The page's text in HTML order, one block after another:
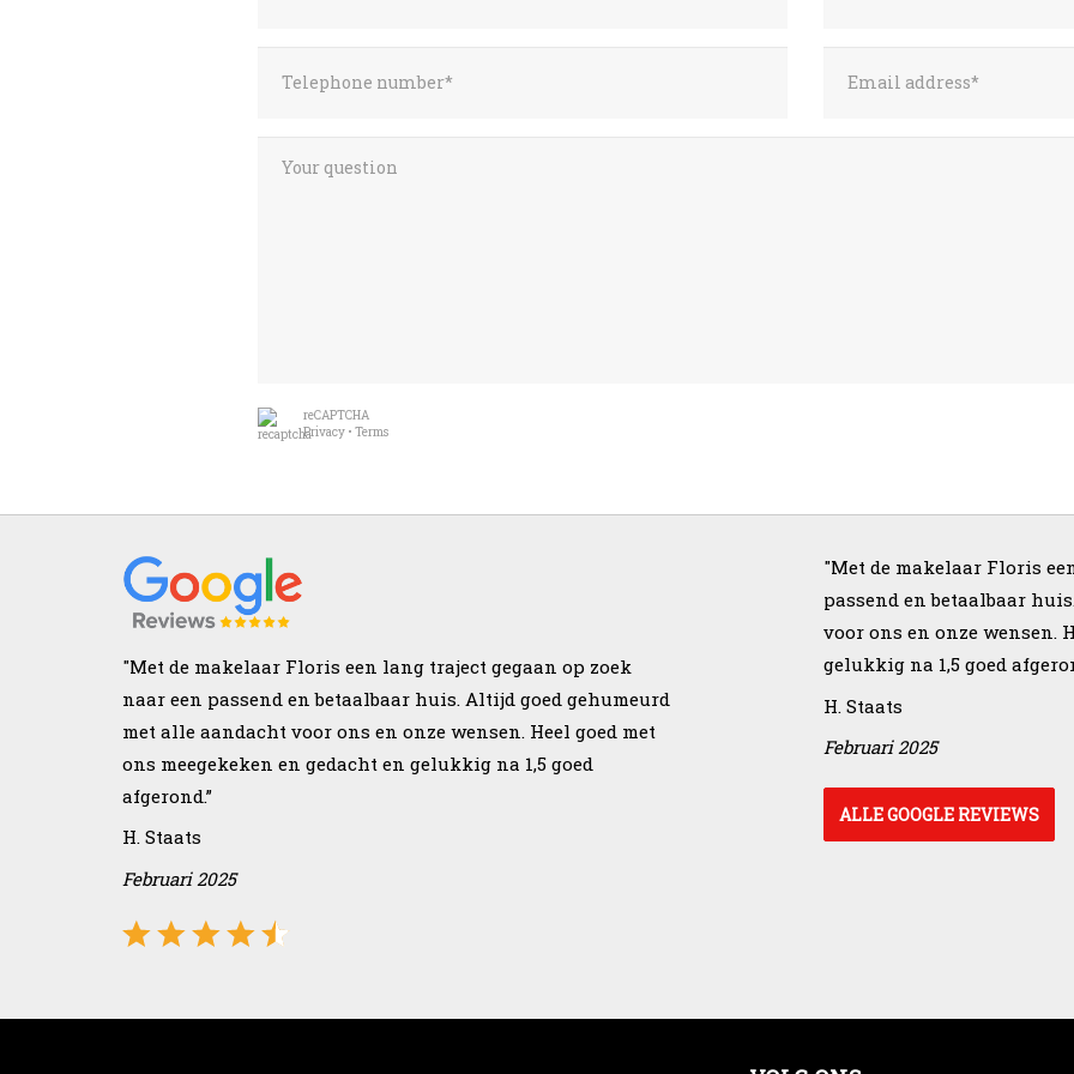
reCAPTCHA
Privacy• Terms
"Met de makelaar Floris een lang traject gegaan op zoek
naar een passend en betaalbaar huis. Altijd goed gehumeurd
met alle aandacht voor ons en onze wensen. Heel goed met
ons meegekeken en gedacht en gelukkig na 1,5 goed
afgerond.”
H. Staats
Februari 2025
"Met de makelaar Floris
passend en betaalbaar
voor ons en onze wensen.
gelukkig na 1,5 goed
H. Staats
Februari 2025
ALLE GOOGLE REVIEWS